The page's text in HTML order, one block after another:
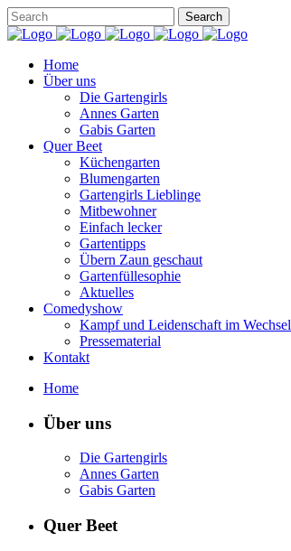
Home
Über uns
Die Gartengirls
Annes Garten
Gabis Garten
Quer Beet
Küchengarten
Blumengarten
Gartengirls Lieblinge
Mitbewohner
Einfach lecker
Gartentipps
Übern Zaun geschaut
Gartenfüllesophie
Aktuelles
Comedyshow
Kampf und Leidenschaft im Wechsel
Pressematerial
Kontakt
Home
Über uns
Die Gartengirls
Annes Garten
Gabis Garten
Quer Beet